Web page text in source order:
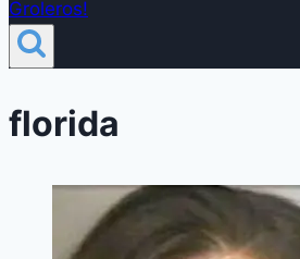
Groleros!
florida